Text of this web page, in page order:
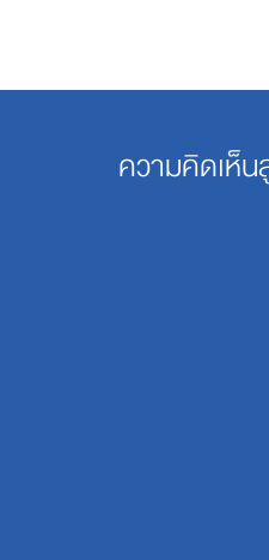
ความคิดเห็